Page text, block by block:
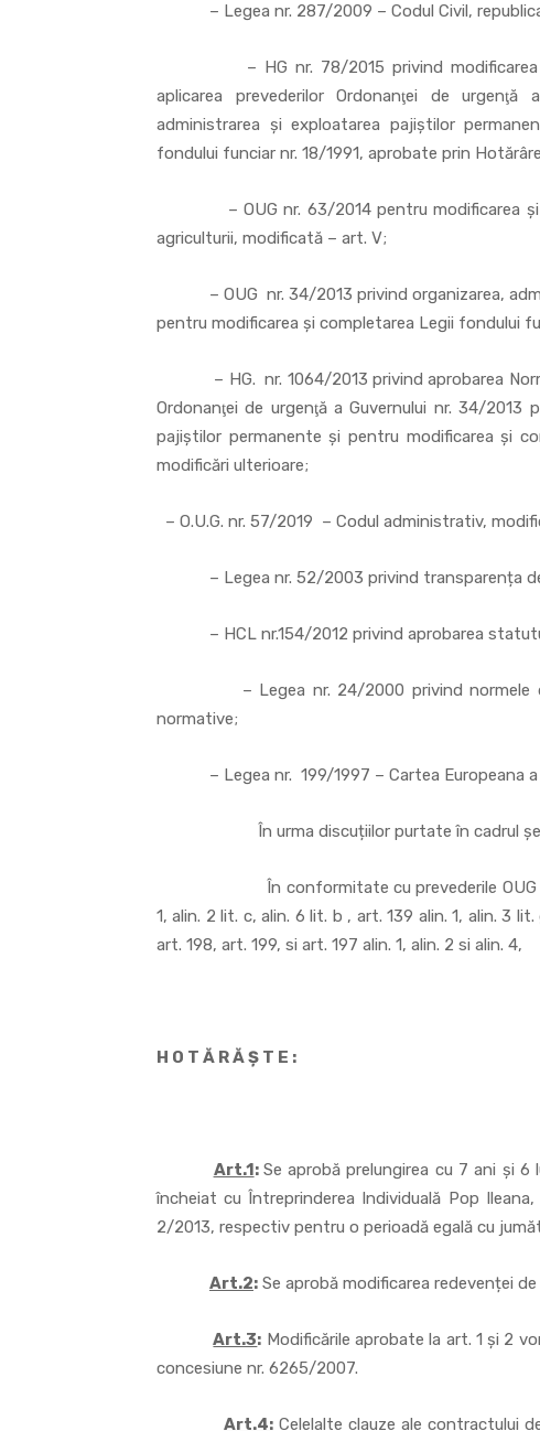
– Legea nr. 287/2009 – Codul Civil,
– HG nr. 78/2015 privind modificarea şi
aplicarea prevederilor Ordonanţei de urgenţă
administrarea şi exploatarea pajiştilor
fondului funciar nr. 18/1991, aprobate prin
– OUG nr. 63/2014 pentru modificarea şi
agriculturii, modificată – art. V;
– OUG nr. 34/2013 privind organizarea,
pentru modificarea şi completarea Legii fondului
– HG. nr. 1064/2013 privind aprobarea
Ordonanţei de urgenţă a Guvernului nr. 34/2013
pajiştilor permanente şi pentru modificarea şi
modificări ulterioare;
– O.U.G. nr. 57/2019 – Codul administrativ,
– Legea nr. 52/2003 privind transparența
– HCL nr.154/2012 privind aprobarea
– Legea nr. 24/2000 privind normele de
normative;
– Legea nr. 199/1997 – Cartea Europeana a
În urma discuțiilor purtate în cadrul
În conformitate cu prevederile OUG nr.
1, alin. 2 lit. c, alin. 6 lit. b , art. 139 alin. 1, alin. 3
art. 198, art. 199, si art. 197 alin. 1, alin. 2 si alin. 4,
H O T Ă R Ă Ş T E :
Art.1: Se aprobă prelungirea cu 7 ani și
încheiat cu Întreprinderea Individuală Pop
2/2013, respectiv pentru o perioadă egală cu
Art.2: Se aprobă modificarea redevenței
Art.3: Modificările aprobate la art. 1 și 2
concesiune nr. 6265/2007.
Art.4: Celelalte clauze ale contractului